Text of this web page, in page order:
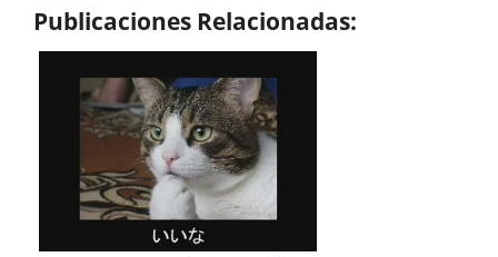
Publicaciones Relacionadas: